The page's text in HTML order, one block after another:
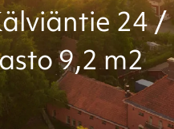
24 /
9,2 m2